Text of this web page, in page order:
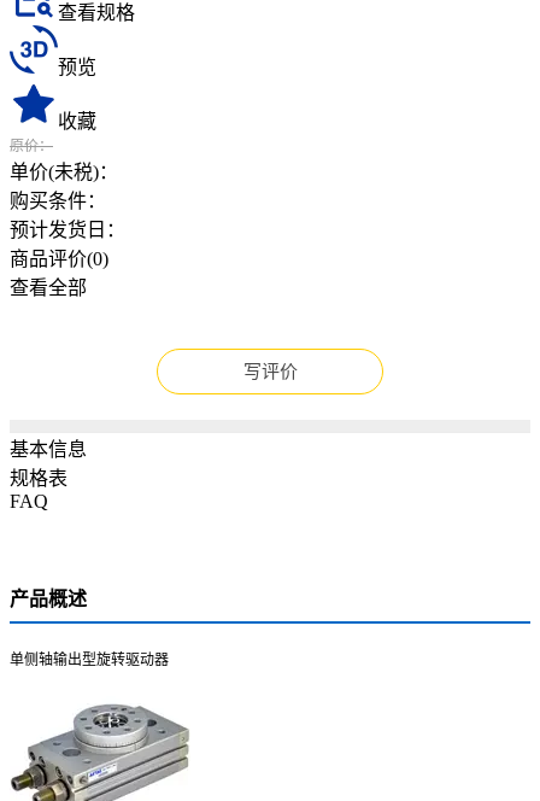
查看规格
预览
收藏
原价：
单价(未税)：
购买条件：
预计发货日：
商品评价(0)
查看全部
写评价
基本信息
规格表
FAQ
产品概述
单侧轴输出型旋转驱动器